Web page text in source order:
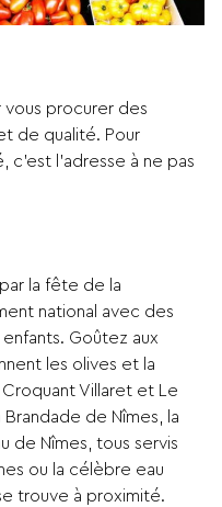
vous procurer des
de qualité. Pour
l’adresse à ne pas
la fête de la
national avec des
Goûtez aux
les olives et la
Villaret et Le
de Nîmes, la
de Nîmes, tous servis
ou la célèbre eau
trouve à proximité.